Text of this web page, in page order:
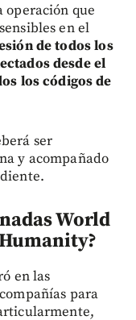
que
en el
de todos los
desde el
los códigos de
ser
y acompañado
World
en las
para